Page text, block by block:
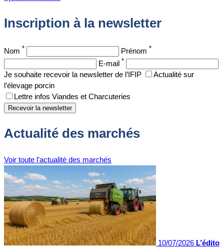
Inscription à la newsletter
Nom * Prénom *
E-mail *
Je souhaite recevoir la newsletter de l’IFIP
Actualité sur
l’élevage porcin
Lettre infos Viandes et Charcuteries
Actualité des marchés
Voir toute l’actualité des marchés
10/07/2026 L’édito